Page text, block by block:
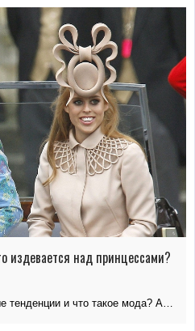
издевается над принцессами?
тенденции и что такое мода? А…